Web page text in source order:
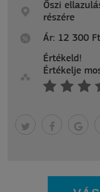
Őszi
részére
Ár: 12 300 Ft
Értékeld!
Értékelje